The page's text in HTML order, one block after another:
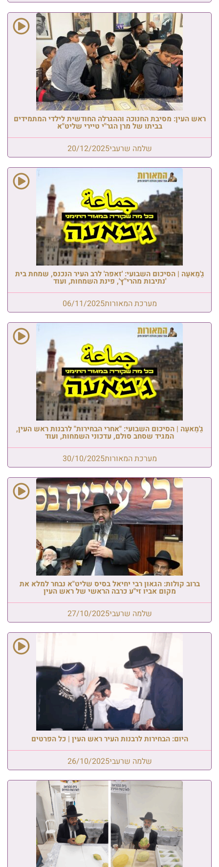
ראש העין: מסיבת החנוכה וההגרלה החודשית לילדי המתמידים
בביתו של מרן הגר"י טיירי שליט"א
שלמה שרעבי20/12/2025
גַ'מַאעַה | הסיכום השבועי: 'זאפה' לרב העיר הנכנס, שמחת בית
'נתיבות מהרי"ץ', פינת השמחות, ועוד
מערכת המאורות06/11/2025
גַ'מַאעַה | הסיכום השבועי: "אחרי הבחירות" לרבנות ראש העין,
המגיד שסחב סולם, עדכוני השמחות, ועוד
מערכת המאורות30/10/2025
ברוב קולות: הגאון רבי יחיאל בסיס שליט"א נבחר למלא את
מקום אביו זי"ע כרבה הראשי של ראש העין
שלמה שרעבי27/10/2025
היום: הבחירות לרבנות העיר ראש העין | כל הפרטים
שלמה שרעבי26/10/2025